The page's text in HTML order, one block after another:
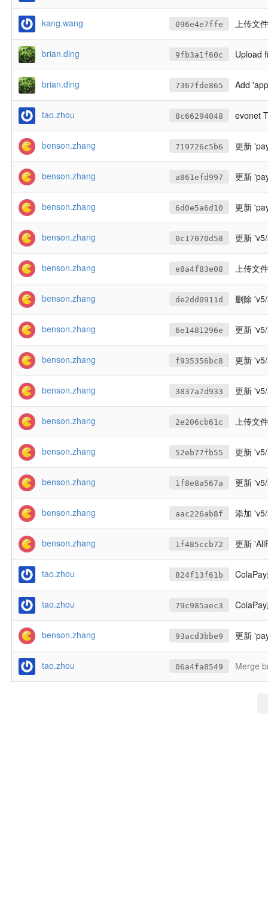
kang.wang 096e4e7ffe 上传文
brian.ding 9fb3a1f60c Upload
brian.ding 7367fde865 Add
tao.zhou 8c66294048 evonet
benson.zhang 719726c5b6 更新
benson.zhang a861efd997 更新
benson.zhang 6d0e5a6d10 更新
benson.zhang 0c17070d58 更新
benson.zhang e8a4f83e08 上传文
benson.zhang de2dd0911d 删除
benson.zhang 6e1481296e 更新
benson.zhang f935356bc8 更新
benson.zhang 3837a7d933 更新
benson.zhang 2e206cb61c 上传文
benson.zhang 52eb77fb55 更新
benson.zhang 1f8e8a567a 更新
benson.zhang aac226ab8f 添加
benson.zhang 1f485ccb72 更新
tao.zhou 824f13f61b
tao.zhou 79c985aec3
benson.zhang 93acd3bbe9 更新
tao.zhou 06a4fa8549 Merge